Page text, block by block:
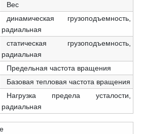
Вес
динамическая грузоподъемность,
радиальная
статическая грузоподъемность,
радиальная
Предельная частота вращения
Базовая тепловая частота вращения
Нагрузка предела усталости,
радиальная